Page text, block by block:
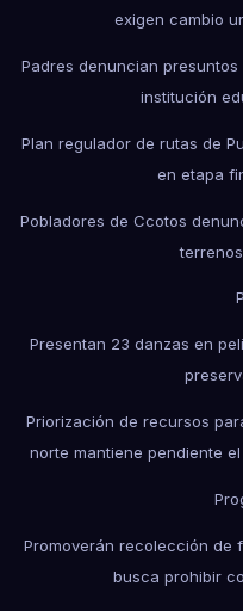
exigen cambio
Padres denuncian
institución
Plan regulador de rutas de
en etapa
Pobladores de Ccotos
Presentan 23 danzas en
Priorización de recursos
norte mantiene pendiente
Promoverán recolección de
busca prohibir